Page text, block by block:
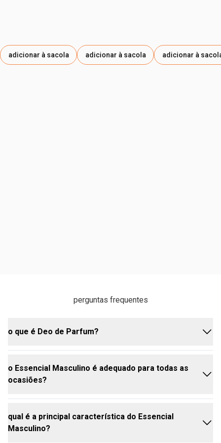
adicionar à sacola adicionar à sacola adicionar à
perguntas frequentes
o que é Deo de Parfum?
Deo de parfum é uma categoria de fragrância com
uma concentração mais alta de óleos essenciais e
fragrância mais intensa e de longa duração.
o Essencial Masculino é adequado para todas as
ocasiões?
sim. sua fragrância marcante é perfeita tanto para
eventos formais quanto para o uso diário. ideal para
qual é a principal característica do Essencial
Masculino?